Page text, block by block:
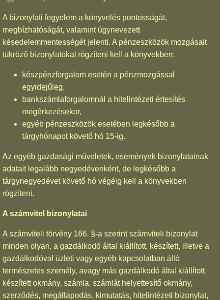
A bizonylati fegyelem a könyvelés pontosságát,
megbízhatóságát, valamint úgynevezett
késedelemmentességét jelenti. A pénzeszközök mozgásait
tükröző bizonylatokat rögzíteni kell a könyvekben:
készpénzforgalom esetén a pénzmozgással
egyidejűleg,
bankszámlaforgalomnál a hitelintézeti értesítés
megérkezésekor,
egyéb pénzeszközök esetében legkésőbb a
tárgyhónapot követő hó 15-ig.
Az egyéb gazdasági műveletek, események bizonylatainak
adatait legalább negyedévenként, de legkésőbb a
tárgynegyedévet követő hó végéig kell a könyvekben
rögzíteni.
A számvitel bizonylatai
A számviteli törvény 166. §-a szerint számviteli bizonylat
minden olyan, a gazdálkodó által kiállított, készített, illetve a
gazdálkodóval üzleti vagy egyéb kapcsolatban álló
természetes személy, avagy más gazdálkodó által kiállított,
készített okmány, számla, számlát helyettesítő okmány,
szerződés, megállapodás, kimutatás, hitelintézeti bizonylat,